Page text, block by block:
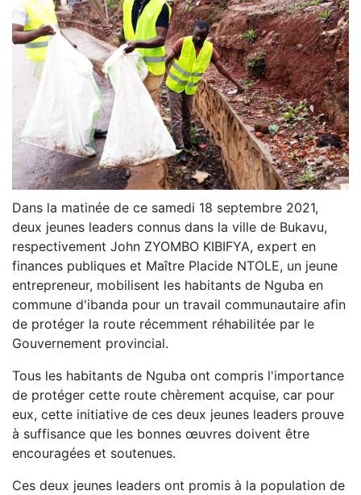
Dans la matinée de ce samedi 18 septembre 2021,
deux jeunes leaders connus dans la ville de Bukavu,
respectivement John ZYOMBO KIBIFYA, expert en
finances publiques et Maître Placide NTOLE, un jeune
entrepreneur, mobilisent les habitants de Nguba en
commune d'ibanda pour un travail communautaire afin
de protéger la route récemment réhabilitée par le
Gouvernement provincial.
Tous les habitants de Nguba ont compris l'importance
de protéger cette route chèrement acquise, car pour
eux, cette initiative de ces deux jeunes leaders prouve
à suffisance que les bonnes œuvres doivent être
encouragées et soutenues.
Ces deux jeunes leaders ont promis à la population de